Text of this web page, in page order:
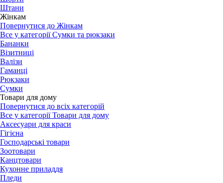
Штани
Жінкам
Повернутися до Жінкам
Все у категорії Сумки та рюкзаки
Бананки
Візитниці
Валізи
Гаманці
Рюкзаки
Сумки
Товари для дому
Повернутися до всіх категорій
Все у категорії Товари для дому
Аксесуари для краси
Гігієна
Господарські товари
Зоотовари
Канцтовари
Кухонне приладдя
Пледи